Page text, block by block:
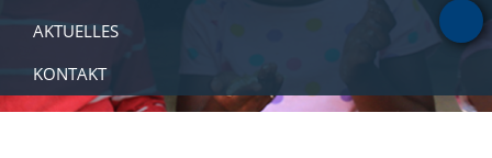
AKTUELLES
KONTAKT